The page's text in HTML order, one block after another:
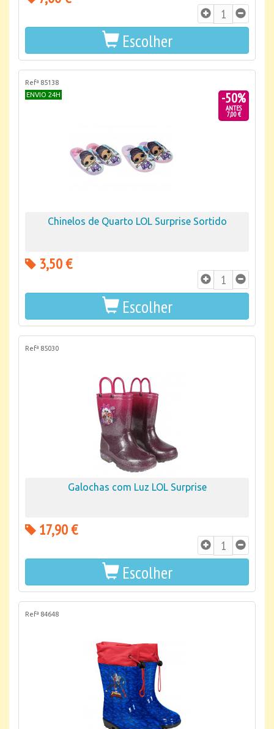
Escolher
Refª 85138
ENVIO 24H
-50%
ANTES
7,00 €
Chinelos de Quarto LOL Surprise Sortido
3,50 €
Escolher
Refª 85030
Galochas com Luz LOL Surprise
17,90 €
Escolher
Refª 84648